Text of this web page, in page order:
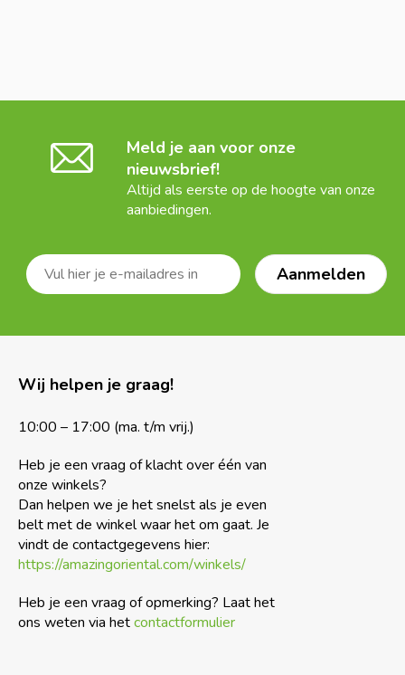
Meld je aan voor onze
nieuwsbrief!
Altijd als eerste op de hoogte van onze
aanbiedingen.
Wij helpen je graag!
10:00 – 17:00 (ma. t/m vrij.)
Heb je een vraag of klacht over één van
onze winkels?
Dan helpen we je het snelst als je even
belt met de winkel waar het om gaat. Je
vindt de contactgegevens hier:
https://amazingoriental.com/winkels/
Heb je een vraag of opmerking? Laat het
ons weten via hetcontactformulier